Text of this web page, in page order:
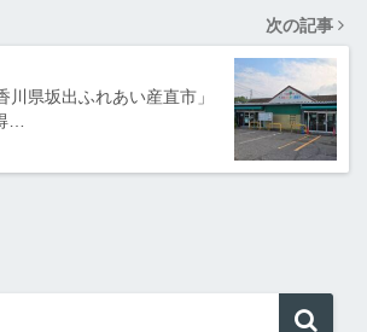
次の記事
川県坂出ふれあい産直市」
…